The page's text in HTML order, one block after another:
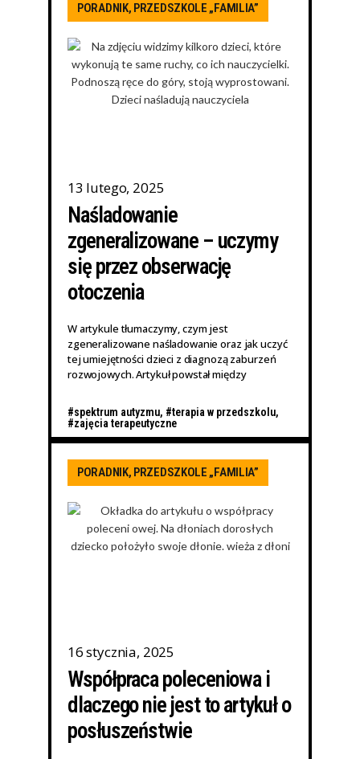
PORADNIK, PRZEDSZKOLE „FAMILIA”
13 lutego, 2025
Naśladowanie
zgeneralizowane – uczymy
się przez obserwację
otoczenia
W artykule tłumaczymy, czym jest
zgeneralizowane naśladowanie oraz jak uczyć
tej umiejętności dzieci z diagnozą zaburzeń
rozwojowych. Artykuł powstał między
#spektrum autyzmu, #terapia w przedszkolu,
#zajęcia terapeutyczne
PORADNIK, PRZEDSZKOLE „FAMILIA”
16 stycznia, 2025
Współpraca poleceniowa i
dlaczego nie jest to artykuł o
posłuszeństwie